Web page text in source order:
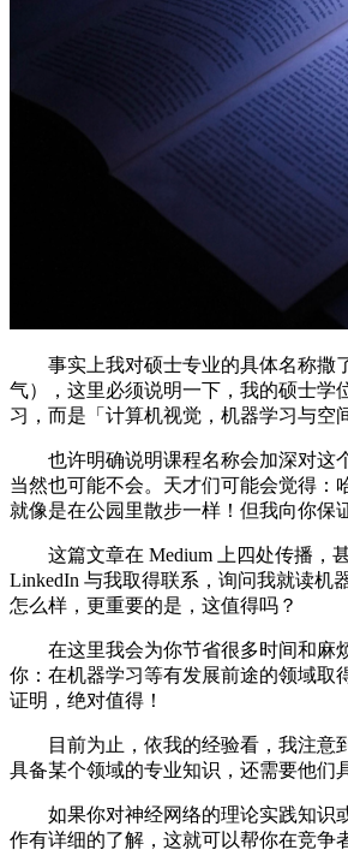
事实上我对硕士专业的具体名称撒
气），这里必须说明一下，我的硕士学
习，而是「计算机视觉，机器学习与空
也许明确说明课程名称会加深对这
当然也可能不会。天才们可能会觉得：
就像是在公园里散步一样！但我向你保
这篇文章在 Medium 上四处传播，
LinkedIn 与我取得联系，询问我就读机
怎么样，更重要的是，这值得吗？
在这里我会为你节省很多时间和麻
你：在机器学习等有发展前途的领域取
证明，绝对值得！
目前为止，依我的经验看，我注意
具备某个领域的专业知识，还需要他们
如果你对神经网络的理论实践知识
作有详细的了解，这就可以帮你在竞争